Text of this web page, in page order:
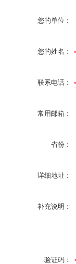
您的单位：
您的姓名：
联系电话：
常用邮箱：
省份：
详细地址：
补充说明：
验证码：